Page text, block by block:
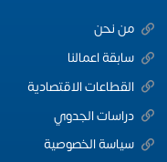
من نحن
سابقة اعمالنا
القطاعات الاقتصادية
دراسات الجدوي
سياسة الخصوصية